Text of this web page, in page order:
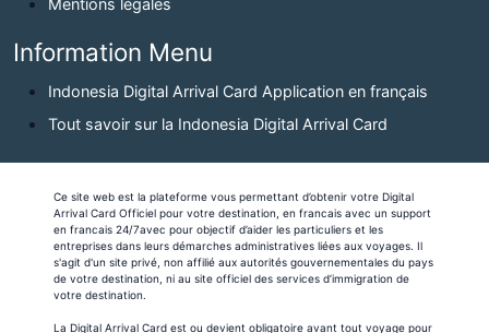
Mentions légales
Information Menu
Indonesia Digital Arrival Card Application en français
Tout savoir sur la Indonesia Digital Arrival Card
Ce site web est la plateforme vous permettant d’obtenir votre Digital
Arrival Card Officiel pour votre destination, en francais avec un support
en francais 24/7avec pour objectif d’aider les particuliers et les
entreprises dans leurs démarches administratives liées aux voyages. Il
s'agit d'un site privé, non affilié aux autorités gouvernementales du pays
de votre destination, ni au site officiel des services d’immigration de
votre destination.
La Digital Arrival Card est ou devient obligatoire avant tout voyage pour